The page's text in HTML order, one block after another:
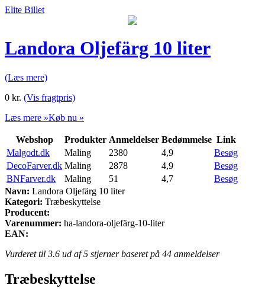
Elite Billet
Landora Oljefärg 10 liter
(Læs mere)
0 kr. (Vis fragtpris)
Læs mere »Køb nu »
Webshop Produkter Anmeldelser Bedømmelse Link
Malgodt.dk
Maling 2380 4,9
Besøg
DecoFarver.dk Maling 2878 4,9
Besøg
BNFarver.dk
Maling 51 4,7
Besøg
Navn: Landora Oljefärg 10 liter
Kategori: Træbeskyttelse
Producent:
Varenummer: ha-landora-oljefärg-10-liter
EAN:
Vurderet til 3.6 ud af 5 stjerner baseret på 44 anmeldelser
Træbeskyttelse